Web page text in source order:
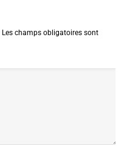
Les champs obligatoires sont